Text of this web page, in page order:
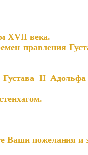
XVII века.
правления
II Адольфа
Ваши пожелания и